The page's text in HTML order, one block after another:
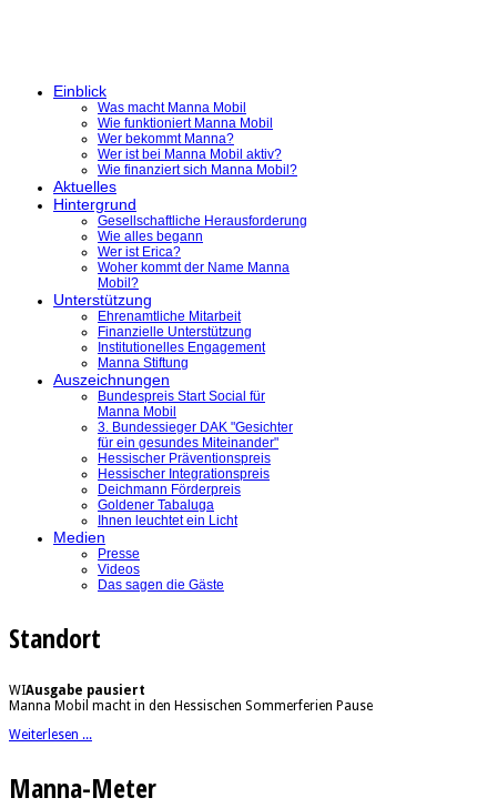
Einblick
Was macht Manna Mobil
Wie funktioniert Manna Mobil
Wer bekommt Manna?
Wer ist bei Manna Mobil aktiv?
Wie finanziert sich Manna Mobil?
Aktuelles
Hintergrund
Gesellschaftliche Herausforderung
Wie alles begann
Wer ist Erica?
Woher kommt der Name Manna
Mobil?
Unterstützung
Ehrenamtliche Mitarbeit
Finanzielle Unterstützung
Institutionelles Engagement
Manna Stiftung
Auszeichnungen
Bundespreis Start Social für
Manna Mobil
3. Bundessieger DAK "Gesichter
für ein gesundes Miteinander"
Hessischer Präventionspreis
Hessischer Integrationspreis
Deichmann Förderpreis
Goldener Tabaluga
Ihnen leuchtet ein Licht
Medien
Presse
Videos
Das sagen die Gäste
Standort
WIAusgabe pausiert
Manna Mobil macht in den Hessischen Sommerferien Pause
Weiterlesen ...
Manna-Meter